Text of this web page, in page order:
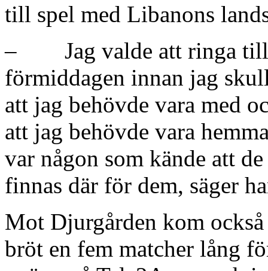
till spel med Libanons
– Jag valde att ringa till
förmiddagen innan jag
att jag behövde vara med
att jag behövde vara
var någon som kände att
finnas där för dem, säger
Mot Djurgården kom
bröt en fem matcher lång